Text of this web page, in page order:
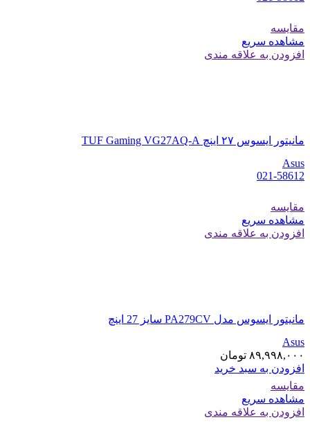
مقایسه
مشاهده سریع
افزودن به علاقه مندی
مانیتور ایسوس ۲۷ اینچ TUF Gaming VG27AQ-A
Asus
021-58612
مقایسه
مشاهده سریع
افزودن به علاقه مندی
مانیتور ایسوس مدل PA279CV سایز 27 اینچ
Asus
۸۹,۹۹۸,۰۰۰ تومان
افزودن به سبد خرید
مقایسه
مشاهده سریع
افزودن به علاقه مندی